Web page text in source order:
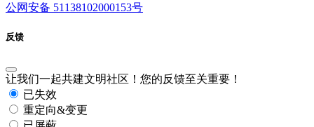
公网安备 51138102000153号
反馈
让我们一起共建文明社区！您的反馈至关重要！
已失效
重定向&变更